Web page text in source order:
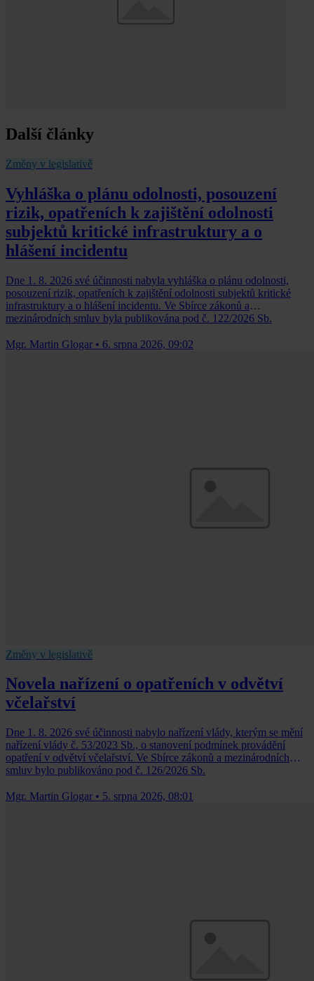
Další články
Změny v legislativě
Vyhláška o plánu odolnosti, posouzení
rizik, opatřeních k zajištění odolnosti
subjektů kritické infrastruktury a o
hlášení incidentu
Dne 1. 8. 2026 své účinnosti nabyla vyhláška o plánu odolnosti,
posouzení rizik, opatřeních k zajištění odolnosti subjektů kritické
infrastruktury a o hlášení incidentu. Ve Sbírce zákonů a
mezinárodních smluv byla publikována pod č. 122/2026 Sb.
Mgr. Martin Glogar • 6. srpna 2026, 09:02
Změny v legislativě
Novela nařízení o opatřeních v odvětví
včelařství
Dne 1. 8. 2026 své účinnosti nabylo nařízení vlády, kterým se mění
nařízení vlády č. 53/2023 Sb., o stanovení podmínek provádění
opatření v odvětví včelařství. Ve Sbírce zákonů a mezinárodních
smluv bylo publikováno pod č. 126/2026 Sb.
Mgr. Martin Glogar • 5. srpna 2026, 08:01